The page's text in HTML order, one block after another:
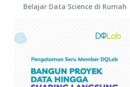
Belajar Data Science di Rumah